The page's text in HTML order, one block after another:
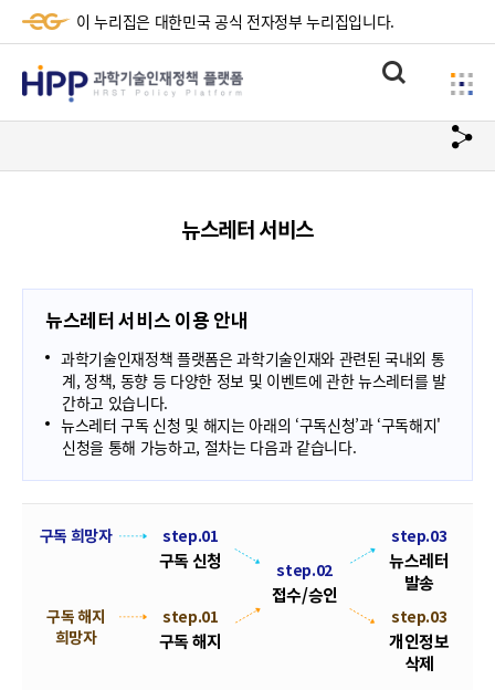
이 누리집은 대한민국 공식 전자정부 누리집입니다.
HPP
과
정
플
폼
HRST
Platform
통
합
색
사
이
메
url
복
뉴스레터 서비스
뉴스레터 서비스 이용 안내
과학기술인재정책 플랫폼은 과학기술인재와 관련된 국내외 통
계, 정책, 동향 등 다양한 정보 및 이벤트에 관한 뉴스레터를 발
간하고 있습니다.
뉴스레터 구독 신청 및 해지는 아래의 ‘구독신청’과 ‘구독해지'
신청을 통해 가능하고, 절차는 다음과 같습니다.
뉴
터
구독 희망자 step.01
구독 신청 step.02
접수/승인
step.03
뉴스레터
발송
구독 해지
희망자
step.01
구독 해지
step.03
개인정보
삭제